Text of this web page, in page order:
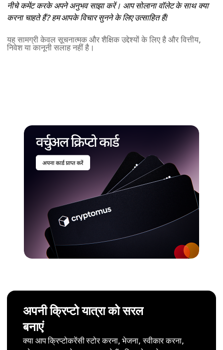
नीचे कमेंट करके अपने अनुभव साझा करें। आप सोलाना वॉलेट के साथ क्या
करना चाहते हैं? हम आपके विचार सुनने के लिए उत्साहित हैं!
यह सामग्री केवल सूचनात्मक और शैक्षिक उद्देश्यों के लिए है और वित्तीय,
निवेश या कानूनी सलाह नहीं है।
अपनी क्रिप्टो यात्रा को सरल
बनाएं
क्या आप क्रिप्टोकरेंसी स्टोर करना, भेजना, स्वीकार करना,